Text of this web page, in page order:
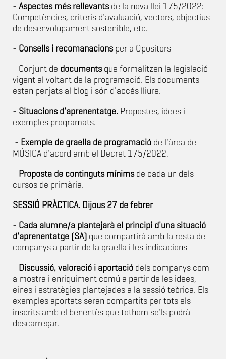
- Aspectes més rellevantsde la nova llei 175/2022:
Competències, criteris d'avaluació, vectors, objectius
de desenvolupament sostenible, etc.
- Consells i recomanacionsper a Opositors
- Conjunt de documentsque formalitzen la legislació
vigent al voltant de la programació. Els documents
estan penjats al blog i són d'accés lliure.
- Situacions d'aprenentatge. Propostes, idees i
exemples programats.
- Exemple de graella de programació de l'àrea de
MÚSICA d'acord amb el Decret 175/2022.
- Proposta de continguts mínimsde cada un dels
cursos de primària.
SESSIÓ PRÀCTICA. Dijous 27 de febrer
- Cada alumne/a plantejarà el principi d'una situació
d'aprenentatge (SA) que compartirà amb la resta de
companys a partir de la graella i les indicacions
- Discussió, valoració i aportació dels companys com
a mostra i enriquiment comú a partir de les idees,
eines i estratègies plantejades a la sessió teòrica. Els
exemples aportats seran compartits per tots els
inscrits amb el benentès que tothom se'ls podrà
descarregar.